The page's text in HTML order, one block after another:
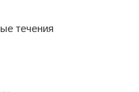
течения